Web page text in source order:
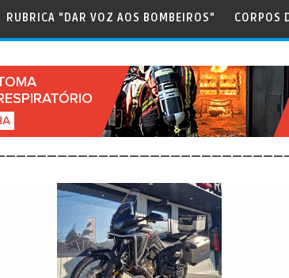
RUBRICA "DAR VOZ AOS BOMBEIROS" CORPOS